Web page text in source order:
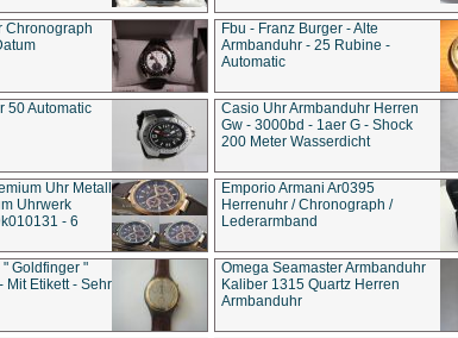
Chronograph
Fbu - Franz Burger - Alte
Armbanduhr - 25 Rubine -
Automatic
50 Automatic
Casio Uhr Armbanduhr Herren
Gw - 3000bd - 1aer G - Shock
200 Meter Wasserdicht
Uhr Metall
Uhrwerk
- 6
Emporio Armani Ar0395
Herrenuhr / Chronograph /
Lederarmband
Goldfinger "
Mit Etikett - Sehr
Omega Seamaster Armbanduhr
Kaliber 1315 Quartz Herren
Armbanduhr